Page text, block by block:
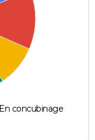
En concubinage